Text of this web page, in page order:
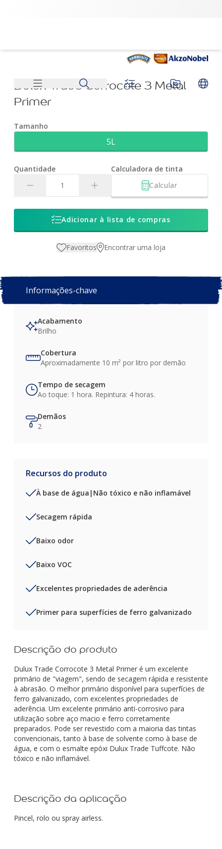
Dulux Trade Corrocote 3 Metal
Primer
Tamanho
5L
Quantidade
Calculadora de tinta
Calcular
Adicionar à lista de compras
Favoritos Encontrar uma loja
Informações-chave
Acabamento
Brilho
Cobertura
Aproximadamente 10 m² por litro por demão
Tempo de secagem
Ao toque: 1 hora. Repintura: 4 horas.
Demãos
2
Recursos do produto
À base de água|Não tóxico e não inflamável
Secagem rápida
Baixo odor
Baixo VOC
Excelentes propriedades de aderência
Primer para superfícies de ferro galvanizado
Descrição do produto
Dulux Trade Corrocote 3 Metal Primer é um excelente
primário de "viagem", sendo de secagem rápida e resistente
à abrasão. O melhor primário disponível para superfícies de
ferro galvanizado, com excelentes propriedades de
aderência. Um excelente primário anti-corrosivo para
utilização sobre aço macio e ferro corretamente
preparados. Pode ser revestido com a maioria das tintas
convencionais, tanto à base de solvente como à base de
água, e com o esmalte epóxi Dulux Trade Tuffcote. Não
tóxico e não inflamável.
Descrição da aplicação
Pincel, rolo ou spray airless.